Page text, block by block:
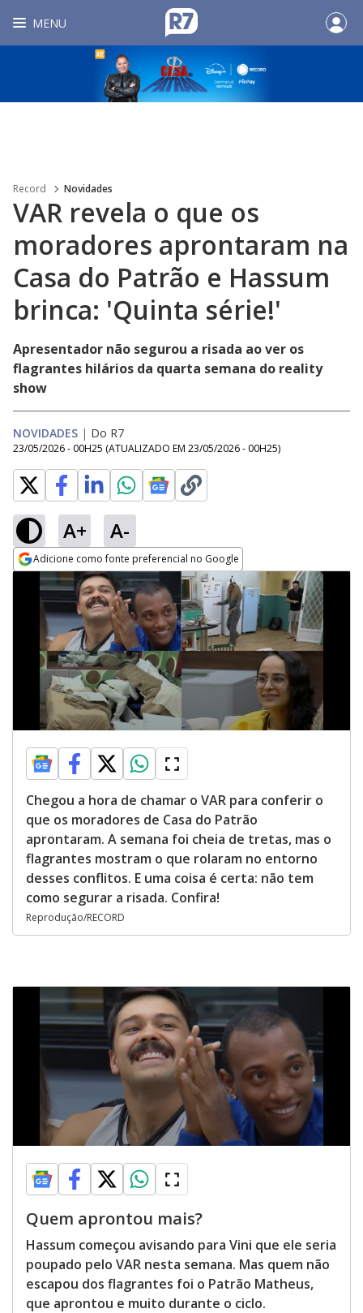
MENU
Record Novidades
VAR revela o que os
moradores aprontaram na
Casa do Patrão e Hassum
brinca: 'Quinta série!'
Apresentador não segurou a risada ao ver os
flagrantes hilários da quarta semana do reality
show
NOVIDADES | Do R7
23/05/2026 - 00H25 (ATUALIZADO EM 23/05/2026 - 00H25)
A+ A-
Adicione como fonte preferencial no Google
Opens in new window
Chegou a hora de chamar o VAR para conferir o
que os moradores de Casa do Patrão
aprontaram. A semana foi cheia de tretas, mas o
flagrantes mostram o que rolaram no entorno
desses conflitos. E uma coisa é certa: não tem
como segurar a risada. Confira!
Reprodução/RECORD
Quem aprontou mais?
Hassum começou avisando para Vini que ele seria
poupado pelo VAR nesta semana. Mas quem não
escapou dos flagrantes foi o Patrão Matheus,
que aprontou e muito durante o ciclo.